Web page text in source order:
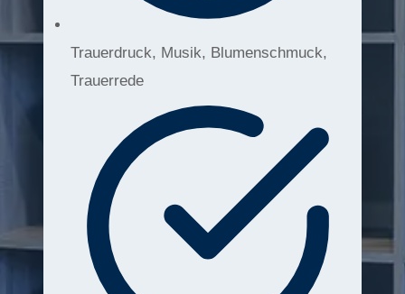
Trauerdruck, Musik, Blumenschmuck,
Trauerrede